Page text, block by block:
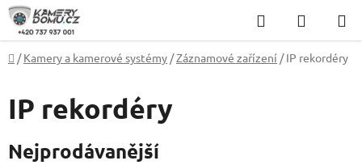
Přejít
obsah
Hledat
KOŠÍK
Domů
/ Kamery a kamerové systémy /Záznamové zařízení / IP rekordéry
IP rekordéry
Nejprodávanější